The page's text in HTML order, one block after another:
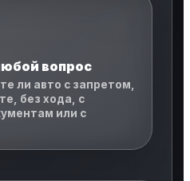
вопрос
ли авто с запретом,
без хода, с
или с